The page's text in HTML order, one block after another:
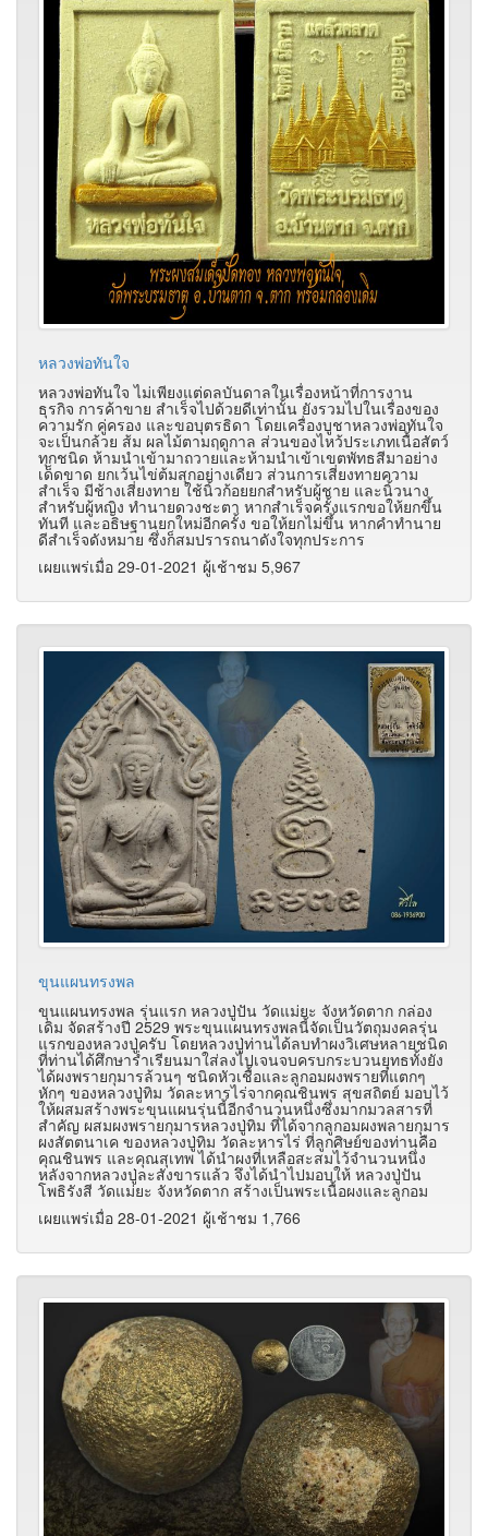
หลวงพ่อทันใจ
หลวงพ่อทันใจ ไม่เพียงแต่ดลบันดาลในเรื่องหน้าที่การงาน
ธุรกิจ การค้าขาย สำเร็จไปด้วยดีเท่านั้น ยังรวมไปในเรื่องของ
ความรัก คู่ครอง และขอบุตรธิดา โดยเครื่องบูชาหลวงพ่อทันใจ
จะเป็นกล้วย ส้ม ผลไม้ตามฤดูกาล ส่วนของไหว้ประเภทเนื้อสัตว์
ทุกชนิด ห้ามนำเข้ามาถวายและห้ามนำเข้าเขตพัทธสีมาอย่าง
เด็ดขาด ยกเว้นไข่ต้มสุกอย่างเดียว ส่วนการเสี่ยงทายความ
สำเร็จ มีช้างเสี่ยงทาย ใช้นิ้วก้อยยกสำหรับผู้ชาย และนิ้วนาง
สำหรับผู้หญิง ทำนายดวงชะตา หากสำเร็จครั้งแรกขอให้ยกขึ้น
ทันที และอธิษฐานยกใหม่อีกครั้ง ขอให้ยกไม่ขึ้น หากคำทำนาย
ดีสำเร็จดังหมาย ซึ่งก็สมปรารถนาดังใจทุกประการ
เผยแพร่เมื่อ 29-01-2021 ผู้เช้าชม 5,967
ขุนแผนทรงพล
ขุนแผนทรงพล รุ่นแรก หลวงปู่ปัน วัดแม่ยะ จังหวัดตาก กล่อง
เดิม จัดสร้างปี 2529 พระขุนแผนทรงพลนี้จัดเป็นวัตถุมงคลรุ่น
แรกของหลวงปู่ครับ โดยหลวงปู่ท่านได้ลบทำผงวิเศษหลายชนิด
ที่ท่านได้ศึกษาร่ำเรียนมาใส่ลงไปเจนจบครบกระบวนยุทธทั้งยัง
ได้ผงพรายกุมารล้วนๆ ชนิดหัวเชื้อและลูกอมผงพรายที่แตกๆ
หักๆ ของหลวงปู่ทิม วัดละหารไร่จากคุณชินพร สุขสถิตย์ มอบไว้
ให้ผสมสร้างพระขุนแผนรุ่นนี้อีกจำนวนหนึ่งซึ่งมากมวลสารที่
สำคัญ ผสมผงพรายกุมารหลวงปู่ทิม ที่ได้จากลูกอมผงพลายกุมาร
ผงสัตตนาเค ของหลวงปู่ทิม วัดละหารไร่ ที่ลูกศิษย์ของท่านคือ
คุณชินพร และคุณสุเทพ ได้นำผงที่เหลือสะสมไว้จำนวนหนึ่ง
หลังจากหลวงปู่ละสังขารแล้ว จึงได้นำไปมอบให้ หลวงปู่ปัน
โพธิรังสี วัดแม่ยะ จังหวัดตาก สร้างเป็นพระเนื้อผงและลูกอม
เผยแพร่เมื่อ 28-01-2021 ผู้เช้าชม 1,766